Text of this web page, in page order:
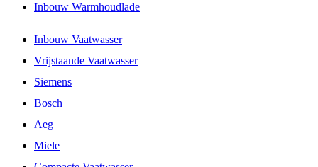
Inbouw Warmhoudlade
Inbouw Vaatwasser
Vrijstaande Vaatwasser
Siemens
Bosch
Aeg
Miele